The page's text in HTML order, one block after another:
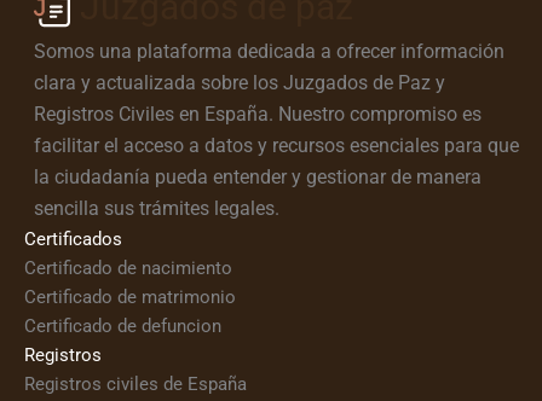
Somos una plataforma dedicada a ofrecer información
clara y actualizada sobre los Juzgados de Paz y
Registros Civiles en España. Nuestro compromiso es
facilitar el acceso a datos y recursos esenciales para que
la ciudadanía pueda entender y gestionar de manera
sencilla sus trámites legales.
Certificados
Certificado de nacimiento
Certificado de matrimonio
Certificado de defuncion
Registros
Registros civiles de España